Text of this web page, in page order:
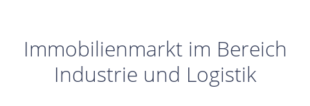
Immobilienmarkt im Bereich
Industrie und Logistik